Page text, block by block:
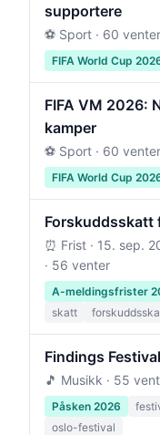
supportere
⚽ Sport · 60 venter
FIFA World Cup
FIFA VM 2026:
kamper
⚽ Sport · 60 venter
FIFA World Cup
Forskuddsskatt
⏰ Frist · 15. sep.
· 56 venter
A-meldingsfrister
skatt
Findings
🎵 Musikk · 55
Påsken 2026
oslo-festival